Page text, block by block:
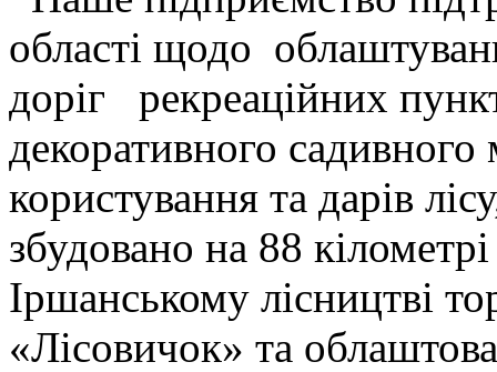
області щодо
доріг рекреаційних
декоративного садивного
користування та дарів
збудовано на 88
Іршанському лісництві
«Лісовичок» та